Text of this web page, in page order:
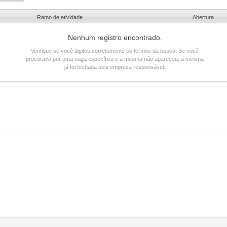
Ramo de atividade Abertura
Nenhum registro encontrado.
Verifique se você digitou corretamente os termos da busca. Se você
procurava por uma vaga específica e a mesma não apareceu, a mesma
já foi fechada pela empresa responsável.